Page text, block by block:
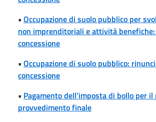
• Occupazione di suolo pubblico per
non imprenditoriali e attività
concessione
• Occupazione di suolo pubblico:
concessione
• Pagamento dell'imposta di bollo per il
provvedimento finale